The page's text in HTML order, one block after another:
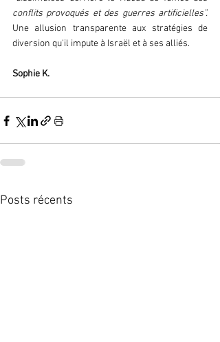
conflits provoqués et des guerres artificielles”.
Une allusion transparente aux stratégies de
diversion qu'il impute à Israël et à ses alliés.
Sophie K.
Posts récents